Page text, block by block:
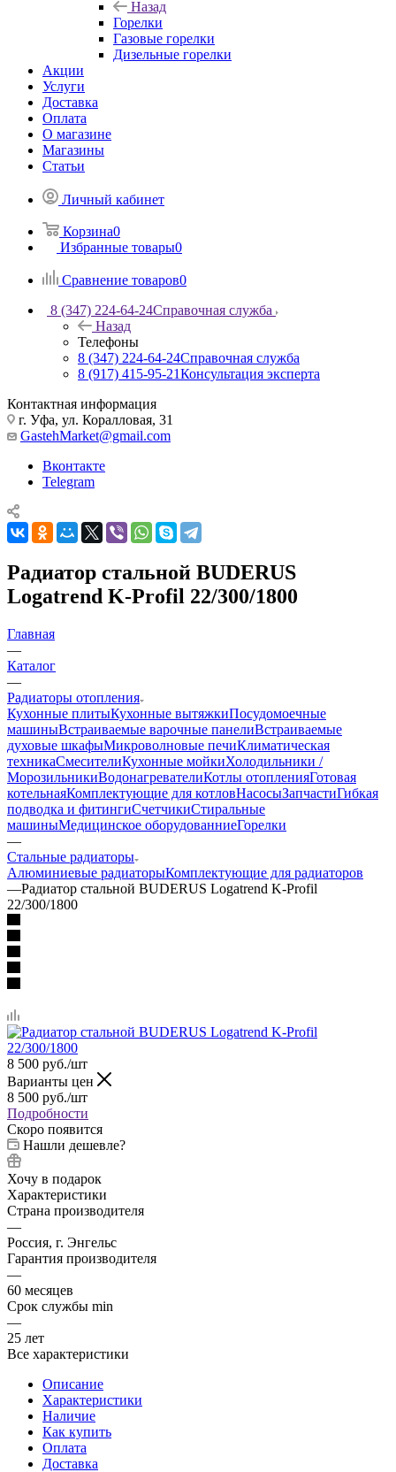
Назад
Горелки
Газовые горелки
Дизельные горелки
Акции
Услуги
Доставка
Оплата
О магазине
Магазины
Статьи
Личный кабинет
Корзина0
Избранные товары0
Сравнение товаров0
8 (347) 224-64-24Справочная служба
Назад
Телефоны
8 (347) 224-64-24Справочная служба
8 (917) 415-95-21Консультация эксперта
Контактная информация
г. Уфа, ул. Коралловая, 31
GastehMarket@gmail.com
Вконтакте
Telegram
Радиатор стальной BUDERUS
Logatrend K-Profil 22/300/1800
Главная
—
Каталог
—
Радиаторы отопления
Кухонные плитыКухонные вытяжкиПосудомоечные
машиныВстраиваемые варочные панелиВстраиваемые
духовые шкафыМикроволновые печиКлиматическая
техникаСмесителиКухонные мойкиХолодильники /
МорозильникиВодонагревателиКотлы отопленияГотовая
котельнаяКомплектующие для котловНасосыЗапчастиГибкая
подводка и фитингиСчетчикиСтиральные
машиныМедицинское оборудованниеГорелки
—
Стальные радиаторы
Алюминиевые радиаторыКомплектующие для радиаторов
—Радиатор стальной BUDERUS Logatrend K-Profil
22/300/1800
8 500 руб./шт
Варианты цен
8 500 руб./шт
Подробности
Скоро появится
Нашли дешевле?
Хочу в подарок
Характеристики
Страна производителя
—
Россия, г. Энгельс
Гарантия производителя
—
60 месяцев
Срок службы min
—
25 лет
Все характеристики
Описание
Характеристики
Наличие
Как купить
Оплата
Доставка